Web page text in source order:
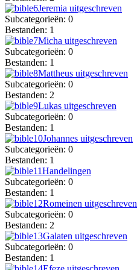
Jeremia uitgeschreven
Subcategorieën: 0
Bestanden: 1
Micha uitgeschreven
Subcategorieën: 0
Bestanden: 1
Mattheus uitgeschreven
Subcategorieën: 0
Bestanden: 2
Lukas uitgeschreven
Subcategorieën: 0
Bestanden: 1
Johannes uitgeschreven
Subcategorieën: 0
Bestanden: 1
Handelingen
Subcategorieën: 0
Bestanden: 1
Romeinen uitgeschreven
Subcategorieën: 0
Bestanden: 2
Galaten uitgeschreven
Subcategorieën: 0
Bestanden: 1